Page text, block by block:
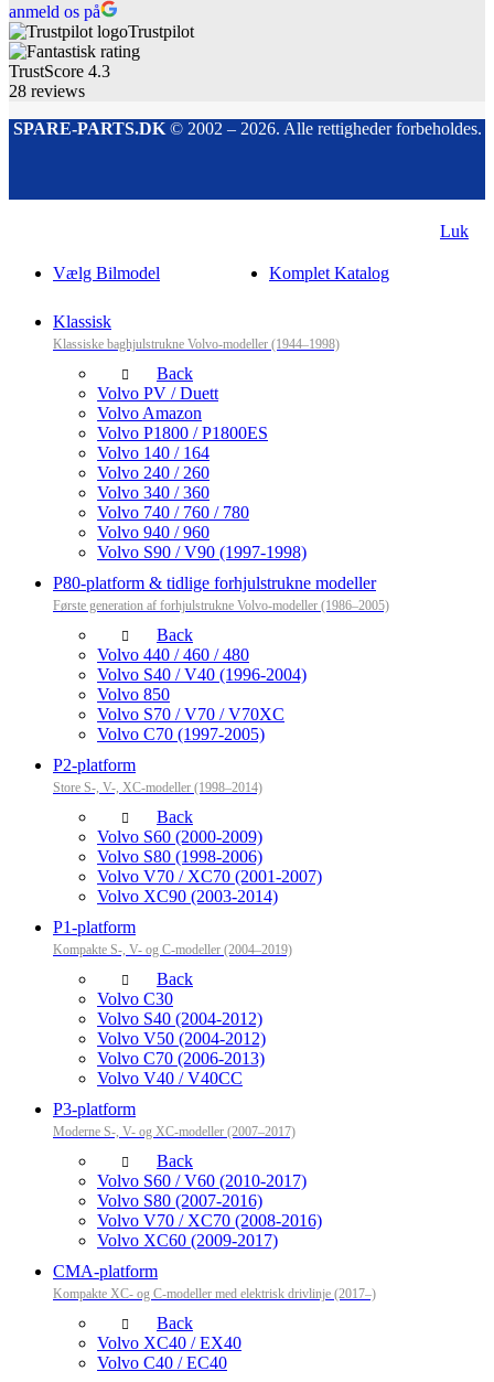
anmeld os på
Trustpilot
TrustScore 4.3
28 reviews
SPARE-PARTS.DK© 2002 – 2026. Alle rettigheder forbeholdes.
Luk
Komplet Katalog
Vælg Bilmodel
Klassisk
Klassiske baghjulstrukne Volvo-modeller (1944–1998)
Back
Volvo PV / Duett
Volvo Amazon
Volvo P1800 / P1800ES
Volvo 140 / 164
Volvo 240 / 260
Volvo 340 / 360
Volvo 740 / 760 / 780
Volvo 940 / 960
Volvo S90 / V90 (1997-1998)
P80-platform & tidlige forhjulstrukne modeller
Første generation af forhjulstrukne Volvo-modeller (1986–2005)
Back
Volvo 440 / 460 / 480
Volvo S40 / V40 (1996-2004)
Volvo 850
Volvo S70 / V70 / V70XC
Volvo C70 (1997-2005)
P2-platform
Store S-, V-, XC-modeller (1998–2014)
Back
Volvo S60 (2000-2009)
Volvo S80 (1998-2006)
Volvo V70 / XC70 (2001-2007)
Volvo XC90 (2003-2014)
P1-platform
Kompakte S-, V- og C-modeller (2004–2019)
Back
Volvo C30
Volvo S40 (2004-2012)
Volvo V50 (2004-2012)
Volvo C70 (2006-2013)
Volvo V40 / V40CC
P3-platform
Moderne S-, V- og XC-modeller (2007–2017)
Back
Volvo S60 / V60 (2010-2017)
Volvo S80 (2007-2016)
Volvo V70 / XC70 (2008-2016)
Volvo XC60 (2009-2017)
CMA-platform
Kompakte XC- og C-modeller med elektrisk drivlinje (2017–)
Back
Volvo XC40 / EX40
Volvo C40 / EC40